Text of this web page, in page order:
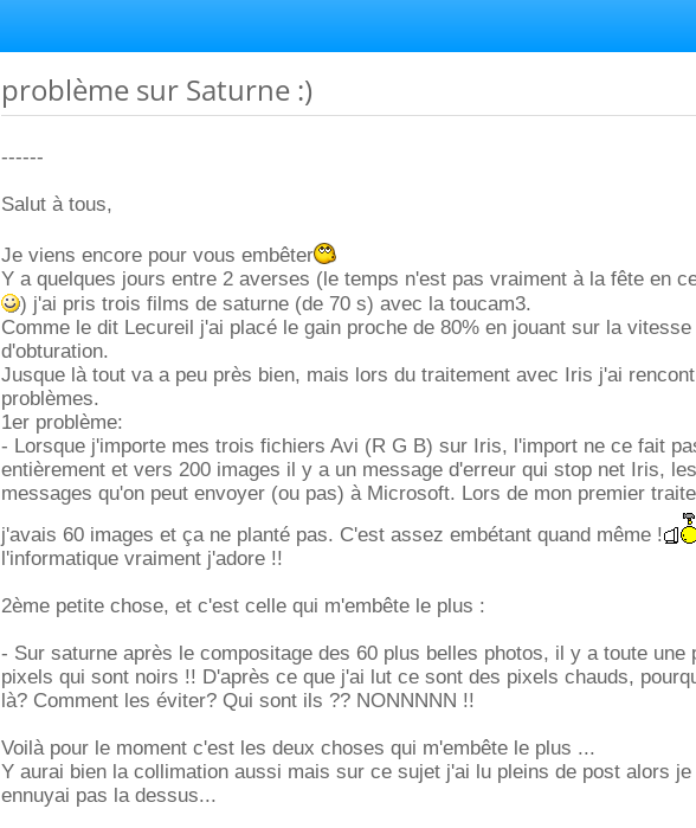
problème sur Saturne :)
------
Salut à tous,
Je viens encore pour vous embêter
Y a quelques jours entre 2 averses (le temps n'est pas vraiment à la fête en
) j'ai pris trois films de saturne (de 70 s) avec la toucam3.
Comme le dit Lecureil j'ai placé le gain proche de 80% en jouant sur la vitesse
d'obturation.
Jusque là tout va a peu près bien, mais lors du traitement avec Iris j'ai
problèmes.
1er problème:
- Lorsque j'importe mes trois fichiers Avi (R G B) sur Iris, l'import ne ce fait
entièrement et vers 200 images il y a un message d'erreur qui stop net Iris,
messages qu'on peut envoyer (ou pas) à Microsoft. Lors de mon premier
j'avais 60 images et ça ne planté pas. C'est assez embétant quand même !
l'informatique vraiment j'adore !!
2ème petite chose, et c'est celle qui m'embête le plus :
- Sur saturne après le compositage des 60 plus belles photos, il y a toute une
pixels qui sont noirs !! D'après ce que j'ai lut ce sont des pixels chauds,
là? Comment les éviter? Qui sont ils ?? NONNNNN !!
Voilà pour le moment c'est les deux choses qui m'embête le plus ...
Y aurai bien la collimation aussi mais sur ce sujet j'ai lu pleins de post alors
ennuyai pas la dessus...